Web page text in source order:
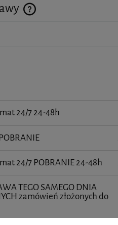
24/7 24-48h
24/7 POBRANIE 24-48h
TEGO SAMEGO DNIA
zamówień złożonych do